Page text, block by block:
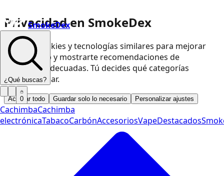
Privacidad en SmokeDex
Usamos cookies y tecnologías similares para mejorar
nuestra web y mostrarte recomendaciones de
productos adecuadas. Tú decides qué categorías
podemos usar.
Aceptar todo Guardar solo lo necesario Personalizar ajustes
SmokeDex
¿Qué buscas?
0
CachimbaCachimba
electrónicaTabacoCarbónAccesoriosVapeDestacados